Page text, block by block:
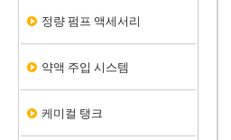
정량 펌프 액세서리
약액 주입 시스템
케미컬 탱크